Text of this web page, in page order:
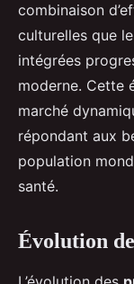
combinaison
culturelles que
intégrées
moderne. Cette
marché
répondant aux
population
santé.
Évolution